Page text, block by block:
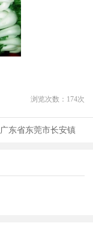
浏览次数： 174次
广东省东莞市长安镇